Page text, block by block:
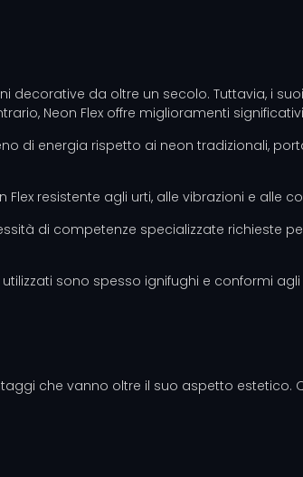
decorative da oltre un secolo. Tuttavia, i
Neon Flex offre miglioramenti
di energia rispetto ai neon tradizionali,
resistente agli urti, alle vibrazioni e alle
di competenze specializzate richieste
sono spesso ignifughi e conformi
che vanno oltre il suo aspetto estetico.